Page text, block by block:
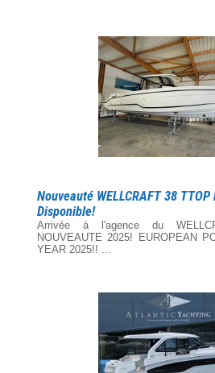
Nouveauté WELLCRAFT 38
Disponible!
Arrivée à l'agence du
NOUVEAUTE 2025! EUROPEAN
YEAR 2025!! ...